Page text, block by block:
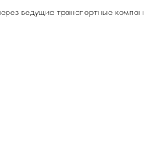
ведущие транспортные